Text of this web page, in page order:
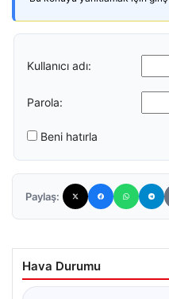
Kullanıcı adı:
Parola:
Beni hatırla
Paylaş:
Hava Durumu